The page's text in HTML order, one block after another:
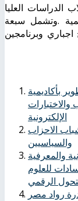
العليا
.وتشمل سبعة
وبرنامجين
بأكاديمية
والاختبارات
الإلكترونية
الاحزاب
والسياسيين
والمعرفية
للعلوم
الرقمي
رواد مصر